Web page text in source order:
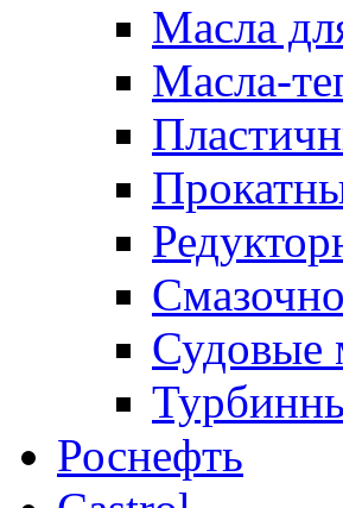
Масла
Масла-
Судовые
Роснефть